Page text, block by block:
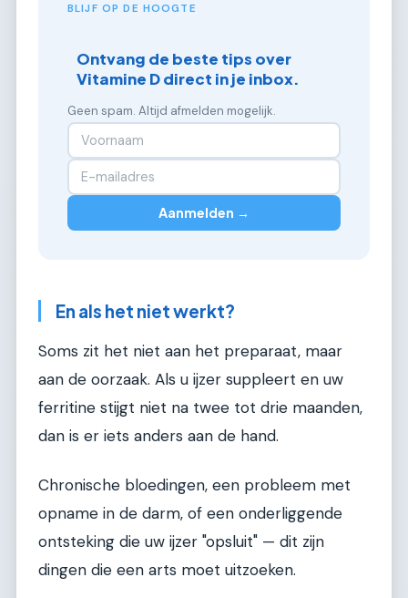
BLIJF OP DE HOOGTE
Ontvang de beste tips over
Vitamine D direct in je inbox.
Geen spam. Altijd afmelden mogelijk.
Aanmelden →
En als het niet werkt?
Soms zit het niet aan het preparaat, maar
aan de oorzaak. Als u ijzer suppleert en uw
ferritine stijgt niet na twee tot drie maanden,
dan is er iets anders aan de hand.
Chronische bloedingen, een probleem met
opname in de darm, of een onderliggende
ontsteking die uw ijzer "opsluit" — dit zijn
dingen die een arts moet uitzoeken.